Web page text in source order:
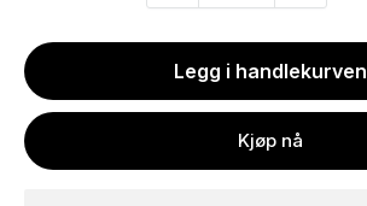
Legg i handlekurven
Kjøp nå